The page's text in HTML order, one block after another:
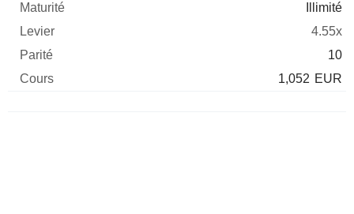
Illimité
4.55x
10
1,052 EUR